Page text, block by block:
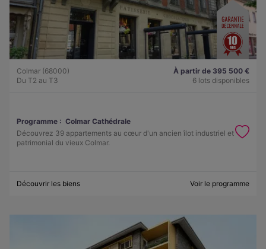
Colmar (68000)
Du T2 au T3
À partir de 395 500 €
6 lots disponibles
Programme : Colmar Cathédrale
Découvrez 39 appartements au cœur d'un ancien îlot industriel et
patrimonial du vieux Colmar.
Découvrir les biens Voir le programme